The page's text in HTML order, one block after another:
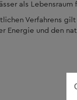
als
Verfahrens
Energie und den